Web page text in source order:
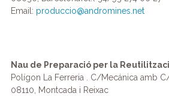
Email: produccio@andromines.net
Nau de Preparació per la
Polígon La Ferreria . C/Mecánica amb
08110, Montcada i Reixac